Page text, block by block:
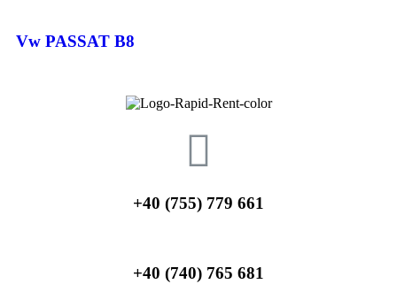
Vw PASSAT B8
+40 (755) 779 661
+40 (740) 765 681